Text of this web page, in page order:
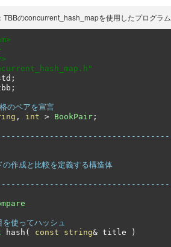
のconcurrent_hash_mapを使用したプログラム
;
;
のペアを宣言
, int > BookPair ;
使ってハッシュ
hash ( const string& title
)